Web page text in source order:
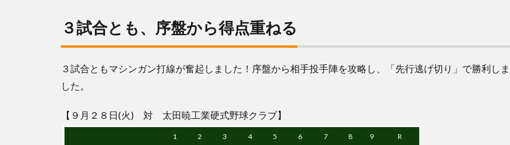
３試合とも、序盤から得点重ねる
３試合ともマシンガン打線が奮起しました！序盤から相手投手陣を攻略し、「先行逃げ切り」で勝利しま
した。
【９月２８日(火) 対 太田暁工業硬式野球クラブ】
1 2 3 4 5 6 7 8 9
R